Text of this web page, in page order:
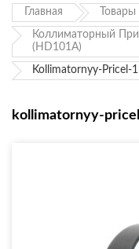
Главная Товары
Коллиматорный
(HD101A)
Kollimatornyy-Pricel-
kollimatornyy-